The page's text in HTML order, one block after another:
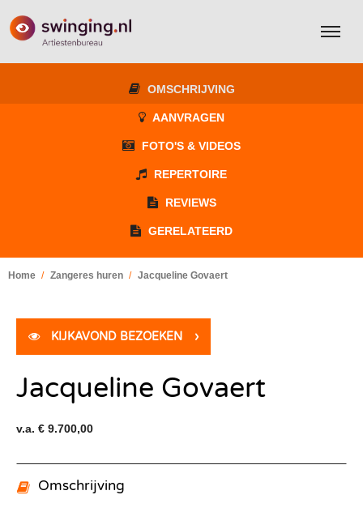
OMSCHRIJVING
AANVRAGEN
FOTO'S & VIDEOS
REPERTOIRE
REVIEWS
GERELATEERD
Home Zangeres huren Jacqueline Govaert
KIJKAVOND BEZOEKEN ›
Jacqueline Govaert
v.a. € 9.700,00
Omschrijving